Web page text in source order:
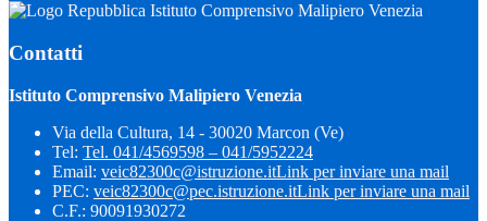
Istituto Comprensivo Malipiero Venezia
Contatti
Istituto Comprensivo Malipiero Venezia
Via della Cultura, 14 - 30020 Marcon (Ve)
Tel: Tel. 041/4569598 – 041/5952224
Email: veic82300c@istruzione.itLink per inviare una mail
PEC: veic82300c@pec.istruzione.itLink per inviare una mail
C.F.: 90091930272